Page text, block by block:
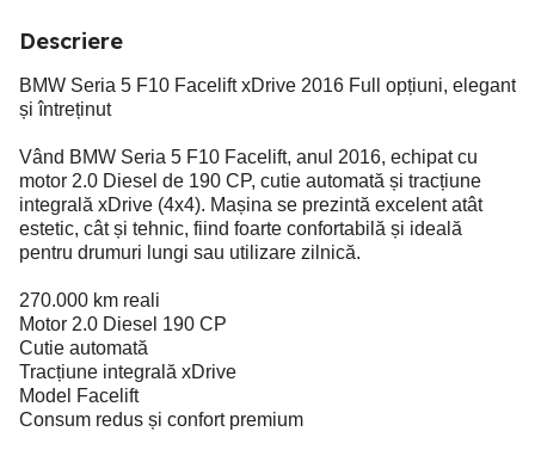
Descriere
BMW Seria 5 F10 Facelift xDrive 2016 Full opțiuni, elegant
și întreținut
Vând BMW Seria 5 F10 Facelift, anul 2016, echipat cu
motor 2.0 Diesel de 190 CP, cutie automată și tracțiune
integrală xDrive (4x4). Mașina se prezintă excelent atât
estetic, cât și tehnic, fiind foarte confortabilă și ideală
pentru drumuri lungi sau utilizare zilnică.
270.000 km reali
Motor 2.0 Diesel 190 CP
Cutie automată
Tracțiune integrală xDrive
Model Facelift
Consum redus și confort premium